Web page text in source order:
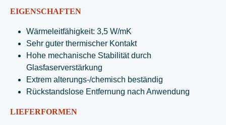
EIGENSCHAFTEN
Wärmeleitfähigkeit: 3,5 W/mK
Sehr guter thermischer Kontakt
Hohe mechanische Stabilität durch
Glasfaserverstärkung
Extrem alterungs-/chemisch beständig
Rückstandslose Entfernung nach Anwendung
LIEFERFORMEN